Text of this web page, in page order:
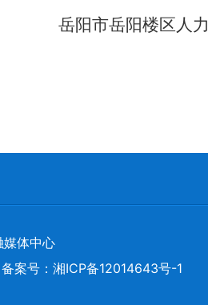
岳阳市岳阳楼区人
媒体中心
备案号： 湘ICP备12014643号-1